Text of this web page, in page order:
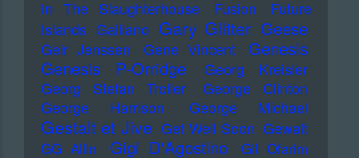
In The Slaughterhouse
Fusion
Future
Islands Galliano Gary Glitter Geese
Geir Jenssen Gene Vincent
Genesis
Genesis P-Orridge
Georg Kreisler
Georg Stefan Troller
George Clinton
George Harrison
George Michael
Gestalt et Jive Get Well Soon Gewalt
GG Allin
Gigi D'Agostino Gil Ofarim